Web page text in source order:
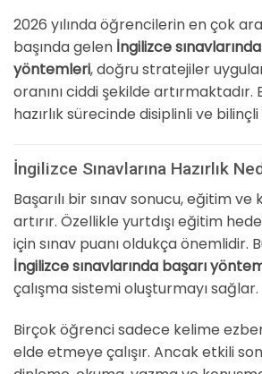
2026 yılında öğrencilerin en çok
başında gelen İngilizce
yöntemleri, doğru stratejiler
oranını ciddi şekilde artırmaktadır.
hazırlık sürecinde disiplinli ve
İngilizce Sınavlarına Hazırlık
Başarılı bir sınav sonucu, eğitim ve
artırır. Özellikle yurtdışı eğitim
için sınav puanı oldukça önemlidir.
İngilizce sınavlarında başarı
çalışma sistemi oluşturmayı sağlar.
Birçok öğrenci sadece kelime
elde etmeye çalışır. Ancak etkili